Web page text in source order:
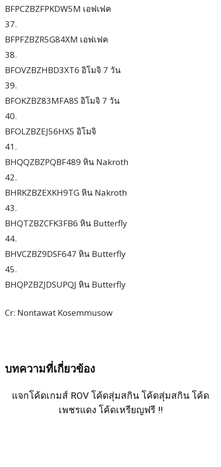
BFPCZBZFPKDW5M เอฟเฟค
37.
BFPFZBZR5G84XM เอฟเฟค
38.
BFOVZBZHBD3XT6 อิโมจิ 7 วัน
39.
BFOKZBZ83MFA8S อิโมจิ 7 วัน
40.
BFOLZBZEJ56HX5 อิโมจิ
41.
BHQQZBZPQBF489 หิน Nakroth
42.
BHRKZBZEXKH9TG หิน Nakroth
43.
BHQTZBZCFK3FB6 หิน Butterfly
44.
BHVCZBZ9DSF647 หิน Butterfly
45.
BHQPZBZJDSUPQJ หิน Butterfly
Cr: Nontawat Kosemmusow
บทความที่เกี่ยวข้อง
แจกโค้ดเกมส์ ROV โค้ดสุ่มสกิน โค้ดสุ่มสกิน โค้ด
เพชรแดง โค้ดเหรียญฟรี !!